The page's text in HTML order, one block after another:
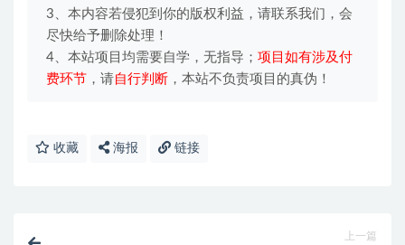
3、本内容若侵犯到你的版权利益，请联系我们，会
尽快给予删除处理！
4、本站项目均需要自学，无指导； 项目如有涉及付
费环节 ，请自行判断 ，本站不负责项目的真伪！
收藏 海报 链接
上一篇